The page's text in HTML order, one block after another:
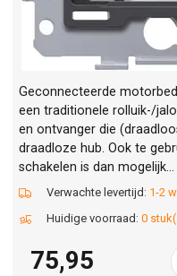
Geconnecteerde
een traditionele rolluik-/
en ontvanger die
draadloze hub. Ook te
schakelen is dan
Verwachte levertijd: 1-2
Huidige voorraad: 0
75,95